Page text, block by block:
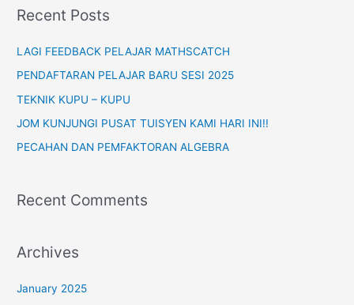
Solving)
1,2,3
r
h
f
o
Recent Posts
LAGI FEEDBACK PELAJAR MATHSCATCH
PENDAFTARAN PELAJAR BARU SESI 2025
TEKNIK KUPU – KUPU
JOM KUNJUNGI PUSAT TUISYEN KAMI HARI INI!!
PECAHAN DAN PEMFAKTORAN ALGEBRA
Recent Comments
Archives
January 2025